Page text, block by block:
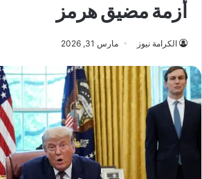
أزمة مضيق هرمز
الكرامة نيوز مارس 31, 2026